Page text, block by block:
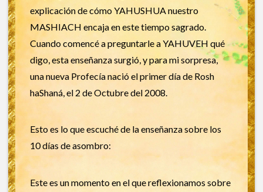
explicación de cómo YAHUSHUA nuestro
MASHIACH encaja en este tiempo sagrado.
Cuando comencé a preguntarle a YAHUVEH qué
digo, esta enseñanza surgió, y para mi sorpresa,
una nueva Profecía nació el primer día de Rosh
haShaná, el 2 de Octubre del 2008.
Esto es lo que escuché de la enseñanza sobre los
10 días de asombro:
Este es un momento en el que reflexionamos sobre